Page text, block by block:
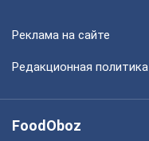
Реклама на сайте
Редакционная политика
FoodOboz